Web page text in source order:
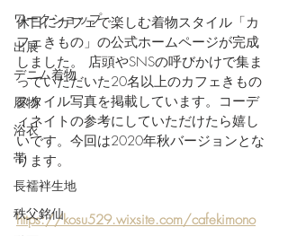
ワークショップ
出展
デニム着物
履物
浴衣
帯
長襦袢生地
秩父銘仙
休日にカフェで楽しむ着物スタイル「カ
フェきもの」の公式ホームページが完成
しました。 店頭やSNSの呼びかけで集ま
っていただいた20名以上のカフェきもの
スタイル写真を掲載しています。コーデ
ィネイトの参考にしていただけたら嬉し
いです。今回は2020年秋バージョンとな
ります。
https://kosu529.wixsite.com/cafekimono